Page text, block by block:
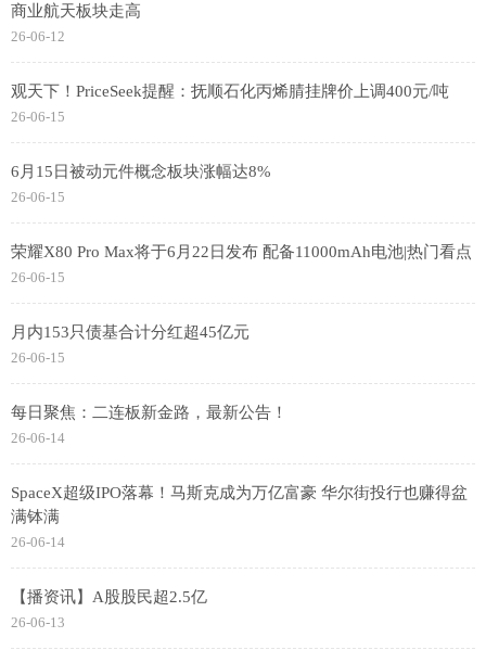
商业航天板块走高
26-06-12
观天下！PriceSeek提醒：抚顺石化丙烯腈挂牌价上调400元/吨
26-06-15
6月15日被动元件概念板块涨幅达8%
26-06-15
荣耀X80 Pro Max将于6月22日发布 配备11000mAh电池|热门看点
26-06-15
月内153只债基合计分红超45亿元
26-06-15
每日聚焦：二连板新金路，最新公告！
26-06-14
SpaceX超级IPO落幕！马斯克成为万亿富豪 华尔街投行也赚得盆
满钵满
26-06-14
【播资讯】A股股民超2.5亿
26-06-13